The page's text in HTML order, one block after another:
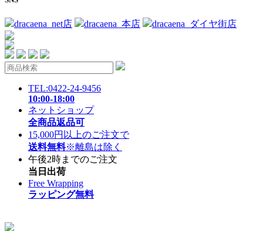
dracaena_net店 dracaena_本店 dracaena_ダイヤ街店
TEL:0422-24-9456
10:00-18:00
ネットショップ
全商品返品可
15,000円以上のご注文で
送料無料※離島は除く
午後2時までのご注文
当日出荷
Free Wrapping
ラッピング無料